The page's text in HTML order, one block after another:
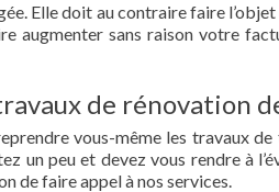
Elle doit au contraire faire
augmenter sans raison votre
de rénovation
vous-même les travaux
un peu et devez vous rendre à
de faire appel à nos services.